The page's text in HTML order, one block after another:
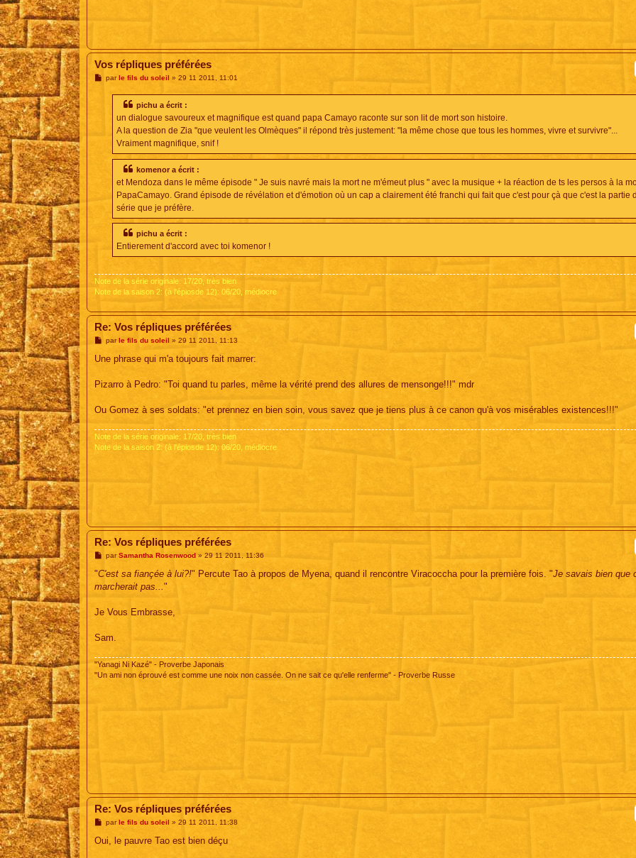
Vos répliques préférées
Mparle fils du soleil » 29 11 2011, 11:01
pichu a écrit :
un dialogue savoureux et magnifique est quand papa Camayo raconte sur son lit de mort son histoire.
A la question de Zia "que veulent les Olmèques" il répond très justement: "la même chose que tous les hommes, vivre et survivre"...
Vraiment magnifique, snif !
komenor a écrit :
et Mendoza dans le même épisode " Je suis navré mais la mort ne m'émeut plus " avec la musique + la réaction de ts les persos à la
PapaCamayo. Grand épisode de révélation et d'émotion où un cap a clairement été franchi qui fait que c'est pour çà que c'est la partie
série que je préfère.
pichu a écrit :
Entierement d'accord avec toi komenor !
Note de la série originale: 17/20, très bien
Note de la saison 2: (à l'épiosde 12): 06/20, médiocre
Re: Vos répliques préférées
M
s
g
parle fils du soleil » 29 11 2011, 11:13
Une phrase qui m'a toujours fait marrer:
Pizarro à Pedro: "Toi quand tu parles, même la vérité prend des allures de mensonge!!!" mdr
Ou Gomez à ses soldats: "et prennez en bien soin, vous savez que je tiens plus à ce canon qu'à vos misérables existences!!!"
Note de la série originale: 17/20, très bien
Note de la saison 2: (à l'épiosde 12): 06/20, médiocre
Re: Vos répliques préférées
M
s
a
parSamantha Rosenwood» 29 11 2011, 11:36
"C'est sa fiançée à lui?!" Percute Tao à propos de Myena, quand il rencontre Viracoccha pour la première fois. "Je savais bien que
marcherait pas..."
Je Vous Embrasse,
Sam.
"Yanagi Ni Kazé" - Proverbe Japonais
"Un ami non éprouvé est comme une noix non cassée. On ne sait ce qu'elle renferme" - Proverbe Russe
Re: Vos répliques préférées
M
s
parle fils du soleil » 29 11 2011, 11:38
Oui, le pauvre Tao est bien déçu